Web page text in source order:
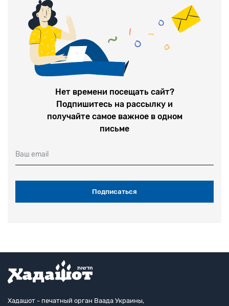
Нет времени посещать сайт?
Подпишитесь на рассылку и
получайте самое важное в одном
письме
Ваш email
Хадашот - печатный орган Ваада Украины,